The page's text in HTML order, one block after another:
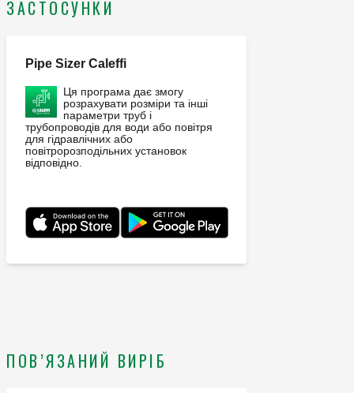
хром. Матеріал: латунь.
ЗАСТОСУНКИ
Pipe Sizer Caleffi
Ця програма дає змогу
розрахувати розміри та інші
параметри труб і
трубопроводів для води або повітря
для гідравлічних або
повітророзподільних установок
відповідно.
ПОВ’ЯЗАНИЙ ВИРІБ